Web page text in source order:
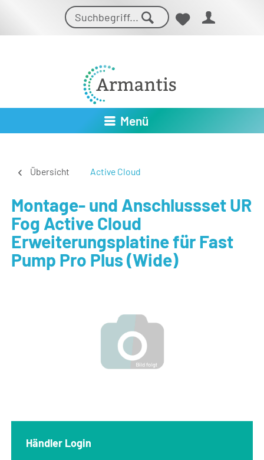
Menü
Übersicht Active Cloud
Montage- und Anschlussset UR
Fog Active Cloud
Erweiterungsplatine für Fast
Pump Pro Plus (Wide)
Händler Login